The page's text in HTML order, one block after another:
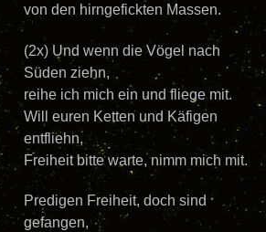
von den hirngefickten Massen.
(2x) Und wenn die Vögel nach
Süden ziehn,
reihe ich mich ein und fliege mit.
Will euren Ketten und Käfigen
entfliehn,
Freiheit bitte warte, nimm mich mit.
Predigen Freiheit, doch sind
gefangen,